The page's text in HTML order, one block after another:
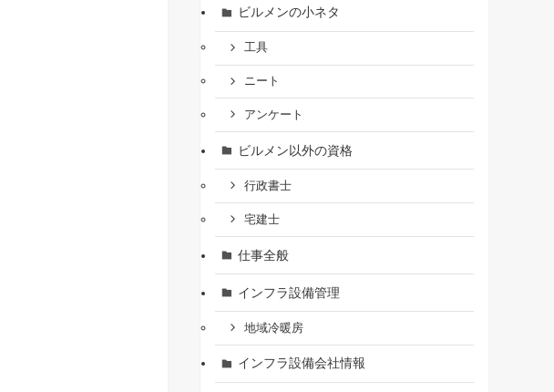
ビルメンの小ネタ
工具
ニート
アンケート
ビルメン以外の資格
行政書士
宅建士
仕事全般
インフラ設備管理
地域冷暖房
インフラ設備会社情報